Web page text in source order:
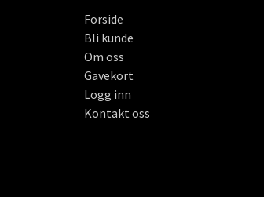
Forside
Bli kunde
Om oss
Gavekort
Logg inn
Kontakt oss